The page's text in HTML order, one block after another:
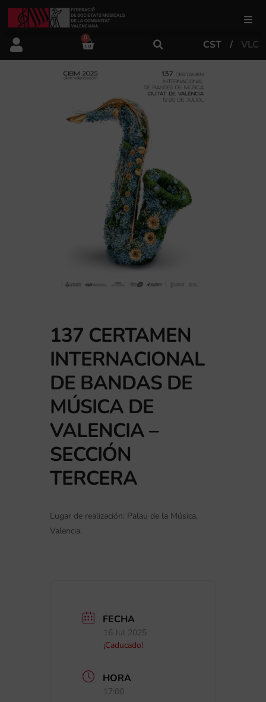
FSMCV
0
CST VLC
137 CERTAMEN
INTERNACIONAL
DE BANDAS DE
MÚSICA DE
VALENCIA –
SECCIÓN
TERCERA
Lugar de realización: Palau de la Música,
Valencia.
FECHA
16 Jul 2025
¡Caducado!
HORA
17:00